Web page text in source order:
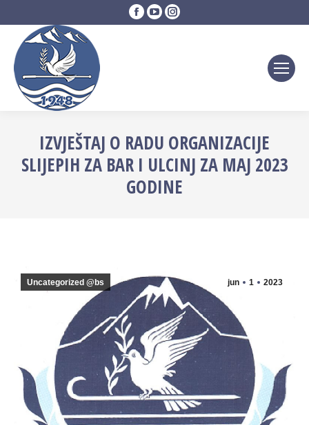
Facebook
page
YouTube
page
Instagram
page
IZVJEŠTAJ O RADU ORGANIZACIJE
SLIJEPIH ZA BAR I ULCINJ ZA MAJ 2023
GODINE
jun 1 2023
Uncategorized @bs